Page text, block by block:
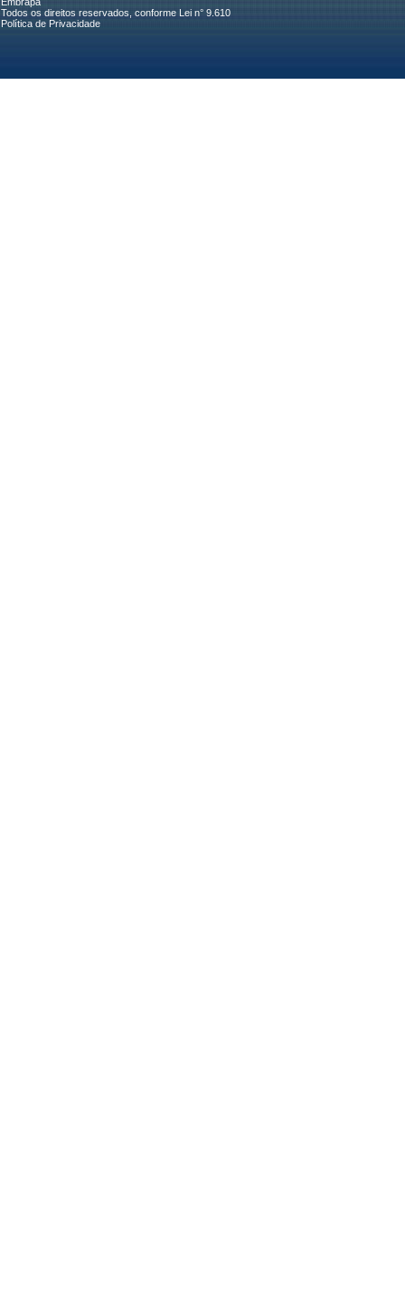
Todos os direitos reservados, conforme Lei n° 9.610
Política de Privacidade